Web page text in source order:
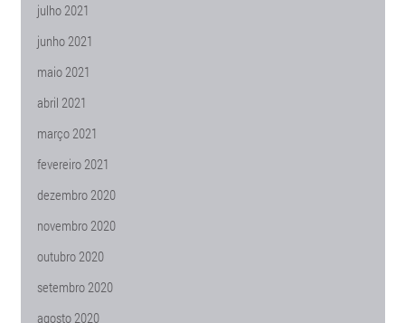
julho 2021
junho 2021
maio 2021
abril 2021
março 2021
fevereiro 2021
dezembro 2020
novembro 2020
outubro 2020
setembro 2020
agosto 2020